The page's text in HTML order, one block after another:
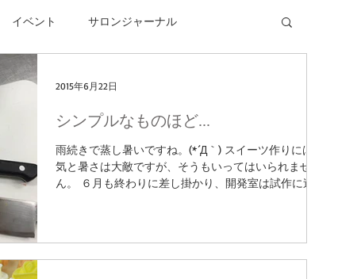
イベント サロンジャーナル
シンプルなものほど...
雨続きで蒸し暑いですね。(*´Д｀) スイーツ作りには湿
気と暑さは大敵ですが、そうもいってはいられませ
ん。 ６月も終わりに差し掛かり、開発室は試作に追わ
2015年6月22日